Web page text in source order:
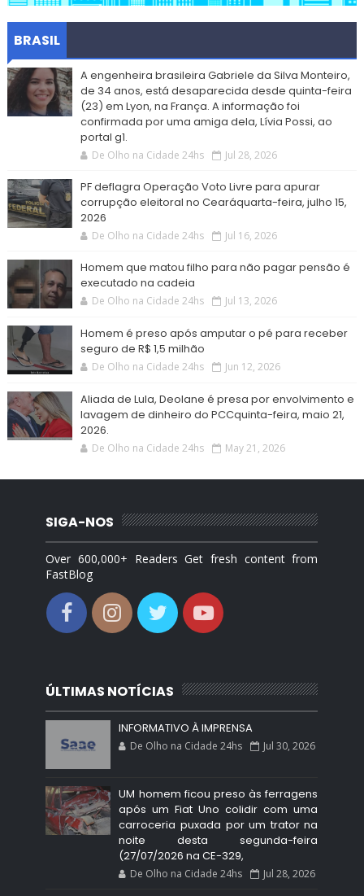
BRASIL
A engenheira brasileira Gabriele da Silva Monteiro,
de 34 anos, está desaparecida desde quinta-feira
(23) em Lyon, na França. A informação foi
confirmada por uma amiga dela, Lívia Possi, ao
portal g1.
De Olho na Cidade 24hs Jul 28, 2026
PF deflagra Operação Voto Livre para apurar
corrupção eleitoral no Cearáquarta-feira, julho 15,
2026
De Olho na Cidade 24hs Jul 16, 2026
Homem que matou filho para não pagar pensão é
executado na cadeia
De Olho na Cidade 24hs Jul 13, 2026
Homem é preso após amputar o pé para receber
seguro de R$ 1,5 milhão
De Olho na Cidade 24hs Jun 12, 2026
Aliada de Lula, Deolane é presa por envolvimento e
lavagem de dinheiro do PCCquinta-feira, maio 21,
2026.
De Olho na Cidade 24hs May 21, 2026
SIGA-NOS
Over 600,000+ Readers Get fresh content from
FastBlog
ÚLTIMAS NOTÍCIAS
INFORMATIVO À IMPRENSA
De Olho na Cidade 24hs Jul 30, 2026
UM homem ficou preso às ferragens
após um Fiat Uno colidir com uma
carroceria puxada por um trator na
noite desta segunda-feira
(27/07/2026 na CE-329,
De Olho na Cidade 24hs Jul 28, 2026